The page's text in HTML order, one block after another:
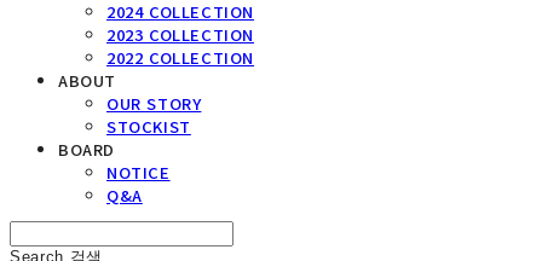
2024 COLLECTION
2023 COLLECTION
2022 COLLECTION
ABOUT
OUR STORY
STOCKIST
BOARD
NOTICE
Q&A
Search 검색